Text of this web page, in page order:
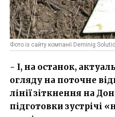
Фото із сайту компанії Deminig
- І, на останок,
огляду на поточне
лінії зіткнення на
підготовки зустрічі